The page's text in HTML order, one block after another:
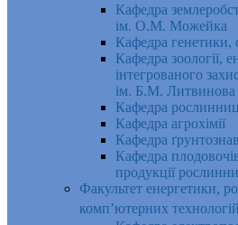
Кафедра
ім. О.М. Можейка
Кафедра генетики,
Кафедра зоології,
інтегрованого
ім. Б.М. Литвинова
Кафедра
Кафедра агрохімії
Кафедра
Кафедра
продукції
Факультет енергетики,
комп’ютерних технологій